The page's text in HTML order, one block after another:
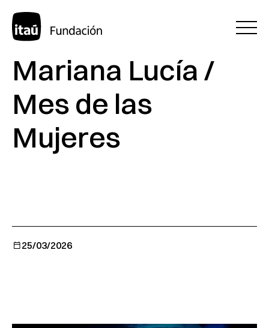
Mariana Lucía /
Mes de las
Mujeres
25/03/2026